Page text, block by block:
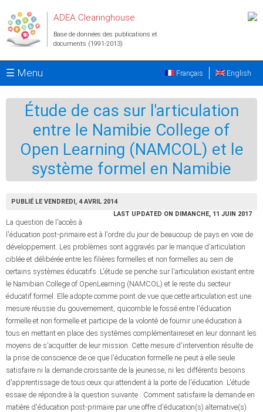
ADEA Clearinghouse
Base de données des publications et
documents (1991-2013)
☰ Menu English
Français
Étude de cas sur l'articulation
entre le Namibie College of
Open Learning (NAMCOL) et le
système formel en Namibie
PUBLIÉ LE VENDREDI, 4 AVRIL 2014
LAST UPDATED ON DIMANCHE, 11 JUIN 2017
La question de l'accès à
l'éducation post-primaire est à l'ordre du jour de beaucoup de pays en voie de
développement. Les problèmes sont aggravés par le manque d'articulation
ciblée et délibérée entre les filières formelles et non formelles au sein de
certains systèmes éducatifs..L'étude se penche sur l'articulation existant entre
le Namibian College of OpenLearning (NAMCOL) et le reste du secteur
éducatif formel. Elle adopte comme point de vue que cette articulation est une
mesure réussie du gouvernement, quicomble le fossé entre l'éducation
formelle et non formelle et participe de la volonté de fournir une éducation à
tous en mettant en place des systèmes complémentaireset en leur donnant les
moyens de s'acquitter de leur mission. Cette mesure d'intervention résulte de
la prise de conscience de ce que l'éducation formelle ne peut à elle seule
satisfaire ni la demande croissante de la jeunesse, ni les différents besoins
d'apprentissage de tous ceux qui attendent à la porte de l'éducation. L'étude
essaie de répondre à la question suivante : Comment satisfaire la demande en
matière d'éducation post-primaire par une offre d'éducation(s) alternative(s)